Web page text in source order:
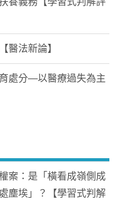
醫法新論】
處分—以醫療過失為主
案：是「橫看成嶺側成
塵埃」？【學習式判解